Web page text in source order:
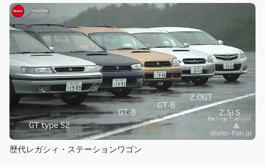
歴代レガシィ・ステーションワゴン